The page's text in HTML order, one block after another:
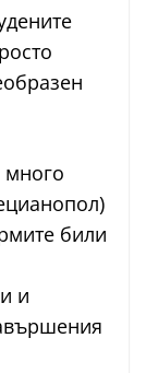
много
били
и